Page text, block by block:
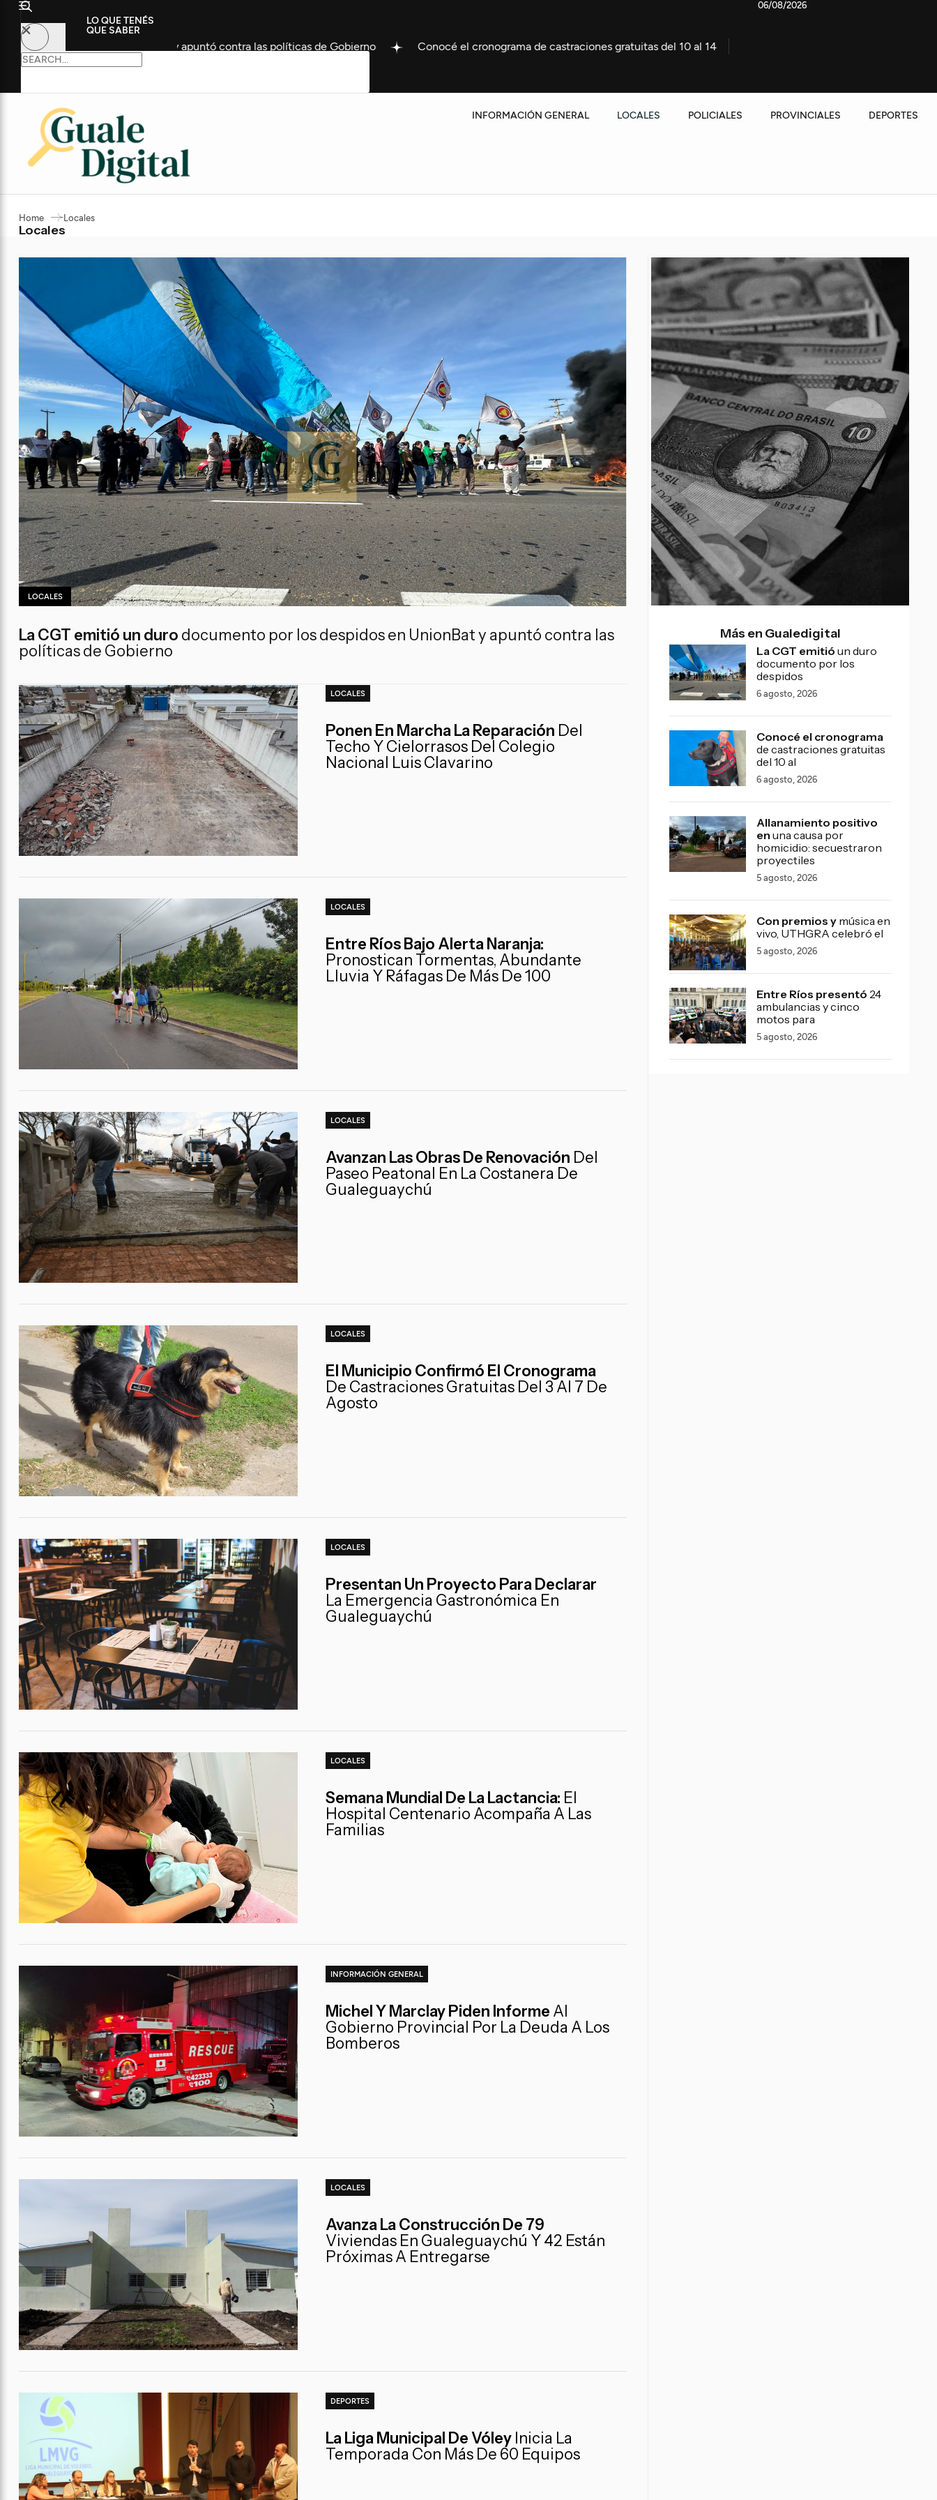
LO QUE TENÉS
QUE SABER
en UnionBat y apuntó contra las políticas de Gobierno Conocé el cronograma de castraciones gratuitas del 10 al 14 de agosto Allanamiento positivo en una causa por
06/08/2026
INFORMACIÓN GENERAL LOCALES POLICIALES PROVINCIALES DEPORTES
Home Locales
Locales
LOCALES
La CGT emitió un duro documento por los despidos en UnionBat y apuntó contra las
políticas de Gobierno
LOCALES
Ponen En Marcha La Reparación Del
Techo Y Cielorrasos Del Colegio
Nacional Luis Clavarino
LOCALES
Entre Ríos Bajo Alerta Naranja:
Pronostican Tormentas, Abundante
Lluvia Y Ráfagas De Más De 100
LOCALES
Avanzan Las Obras De Renovación Del
Paseo Peatonal En La Costanera De
Gualeguaychú
LOCALES
El Municipio Confirmó El Cronograma
De Castraciones Gratuitas Del 3 Al 7 De
Agosto
LOCALES
Presentan Un Proyecto Para Declarar
La Emergencia Gastronómica En
Gualeguaychú
LOCALES
Semana Mundial De La Lactancia: El
Hospital Centenario Acompaña A Las
Familias
INFORMACIÓN GENERAL
Michel Y Marclay Piden Informe Al
Gobierno Provincial Por La Deuda A Los
Bomberos
LOCALES
Avanza La Construcción De 79
Viviendas En Gualeguaychú Y 42 Están
Próximas A Entregarse
DEPORTES
La Liga Municipal De Vóley Inicia La
Temporada Con Más De 60 Equipos
Más en Gualedigital
La CGT emitió un duro
documento por los
despidos
6 agosto, 2026
Conocé el cronograma
de castraciones gratuitas
del 10 al
6 agosto, 2026
Allanamiento positivo
en una causa por
homicidio: secuestraron
proyectiles
5 agosto, 2026
Con premios y música en
vivo, UTHGRA celebró el
5 agosto, 2026
Entre Ríos presentó 24
ambulancias y cinco
motos para
5 agosto, 2026